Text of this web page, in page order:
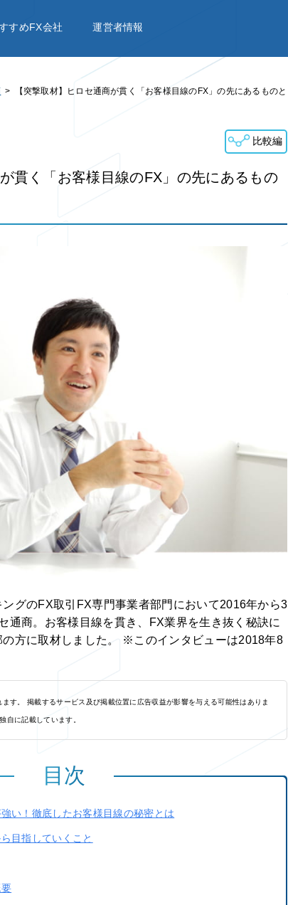
すめFX会社 運営者情報
【突撃取材】ヒロセ通商が貫く「お客様目線のFX」の先にあるものと
比較編
貫く「お客様目線のFX」の先にあるもの
グのFX取引FX専門事業者部門において2016年から3
通商。お客様目線を貫き、FX業界を生き抜く秘訣に
方に取材しました。 ※このインタビューは2018年8
す。 掲載するサービス及び掲載位置に広告収益が影響を与える可能性はありま
自に記載しています。
目次
い！徹底したお客様目線の秘密とは
目指していくこと